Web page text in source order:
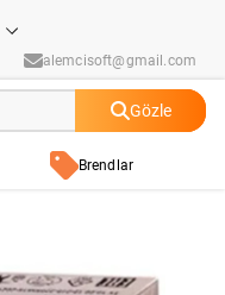
alemcisoft@gmail.com
Gözle
Brendlar